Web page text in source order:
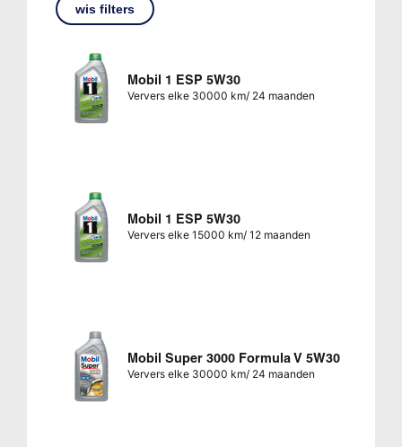
wis filters
Mobil 1 ESP 5W30
Ververs elke 30000 km/ 24 maanden
Mobil 1 ESP 5W30
Ververs elke 15000 km/ 12 maanden
Mobil Super 3000 Formula V 5W30
Ververs elke 30000 km/ 24 maanden